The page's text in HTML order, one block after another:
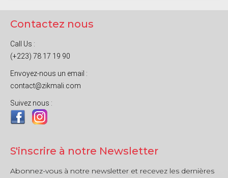
Contactez nous
Call Us :
(+223) 78 17 19 90
Envoyez-nous un email :
contact@zikmali.com
Suivez nous :
S'inscrire à notre Newsletter
Abonnez-vous à notre newsletter et recevez les dernières